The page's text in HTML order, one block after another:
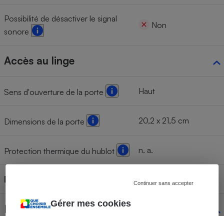
Gérer mes cookies
Continuer sans accepter
Possibilité de désactiver le signal
sonore
Non
Accès au linge
Sens d'ouverture de la porte Haut
Dimensions de la porte 20,2 x 21,5 cm
Protection thermique du hublot n. a.
Lave-linge connecté
Étiquetage énergétique